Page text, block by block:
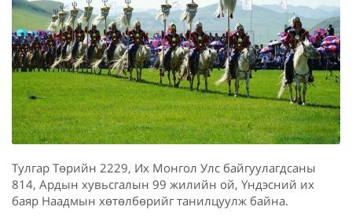
Тулгар Төрийн 2229, Их Монгол Улс байгуулагдсаны
814, Ардын хувьсгалын 99 жилийн ой, Үндэсний их
баяр Наадмын хөтөлбөрийг танилцуулж байна.